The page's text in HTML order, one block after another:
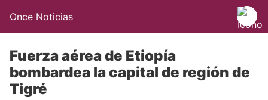
Once Noticias
Fuerza aérea de Etiopía
bombardea la capital de región de
Tigré